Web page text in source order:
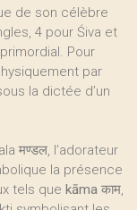
de son célèbre
4 pour Śiva et
primordial. Pour
par
la dictée d’un
मण्डल, l’adorateur
la présence
tels que kāma काम,